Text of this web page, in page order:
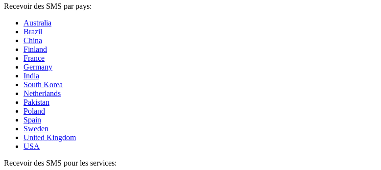
Recevoir des SMS par pays:
Australia
Brazil
China
Finland
France
Germany
India
South Korea
Netherlands
Pakistan
Poland
Spain
Sweden
United Kingdom
USA
Recevoir des SMS pour les services: